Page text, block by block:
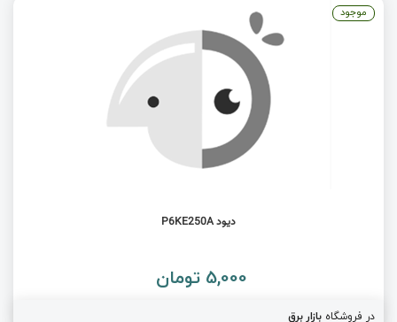
دیود P6KE250A
5,000 تومان
در فروشگاه بازار برق
موجود